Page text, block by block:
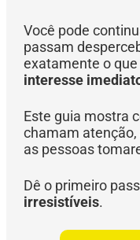
Você pode
passam
exatamente o
interesse
Este guia mostra
chamam
as pessoas
Dê o primeiro
irresistíveis.